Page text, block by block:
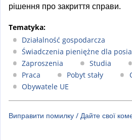
рішення про закриття справи.
Tematyka:
Działalność gospodarcza
Świadczenia pieniężne dla
Zaproszenia
Studia
Praca
Pobyt stały
Obywatele UE
Виправити помилку / Дайте свої